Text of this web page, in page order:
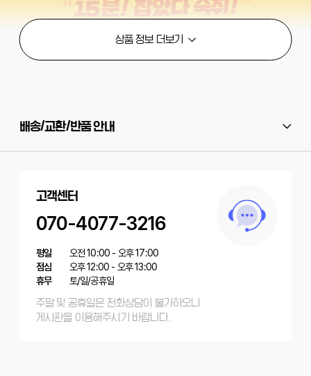
배송/교환/반품 안내
고객센터
070-4077-3216
평일
오전 10:00 - 오후 17:00
점심
오후 12:00 - 오후 13:00
휴무
토/일/공휴일
주말 및 공휴일은 전화상담이 불가하오니
게시판을 이용해주시기 바랍니다.